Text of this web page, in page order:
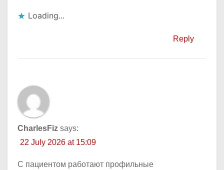
Loading...
Reply
CharlesFiz says:
22 July 2026 at 15:09
С пациентом работают профильные